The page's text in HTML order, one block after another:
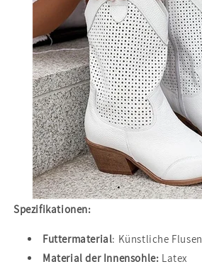
Spezifikationen:
Futtermaterial: Künstliche Flusen
Material der Innensohle: Latex